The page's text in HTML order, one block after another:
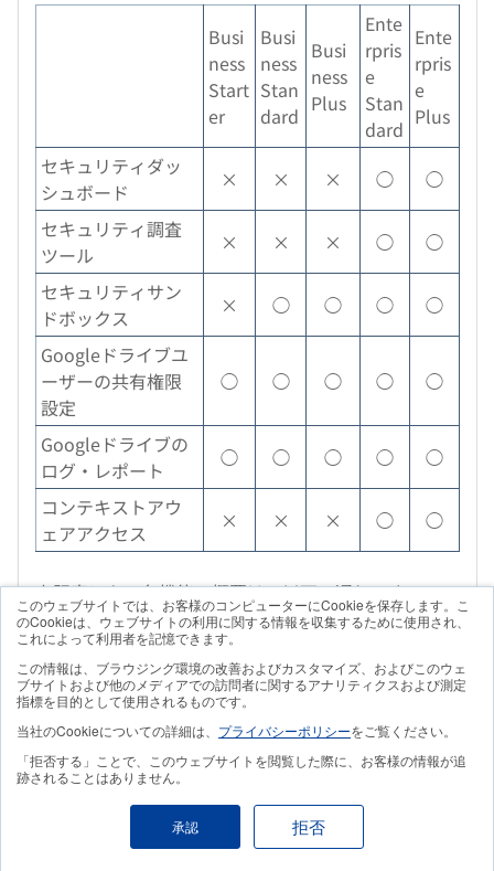
このウェブサイトでは、お客様のコンピューターにCookieを保存します。こ
のCookieは、ウェブサイトの利用に関する情報を収集するために使用され、
これによって利用者を記憶できます。
この情報は、ブラウジング環境の改善およびカスタマイズ、およびこのウェ
ブサイトおよび他のメディアでの訪問者に関するアナリティクスおよび測定
指標を目的として使用されるものです。
当社のCookieについての詳細は、 プライバシーポリシーをご覧ください。
「拒否する」ことで、このウェブサイトを閲覧した際に、お客様の情報が追
跡されることはありません。
承認 拒否
Busi
ness
Start
er
Busi
ness
Stan
dard
Busi
ness
Plus
Ente
rpris
e
Stan
dard
Ente
rpris
e
Plus
セキュリティダッ
シュボード
× × × ◯
◯
セキュリティ調査
ツール
× × × ◯
◯
セキュリティサン
ドボックス
× ◯ ◯ ◯
◯
Googleドライブユ
ーザーの共有権限
設定
◯ ◯ ◯ ◯ ◯
Googleドライブの
ログ・レポート
◯ ◯ ◯ ◯
◯
コンテキストアウ
ェアアクセス
× × × ◯ ◯
上記表にある各機能の概要は、以下の通りです。
セキュリティダッシュボード：セキュリティレ
ポートを確認できる機能
セキュリティ調査ツール：組織内のセキュリテ
ィ上の脅威を特定・対応するための機能
セキュリティサンドボックス：仮想環境で添付
ファイルをスキャンし、不正なソフトウェアを
特定できる機能
Googleドライブユーザーの共有権限設定：組織